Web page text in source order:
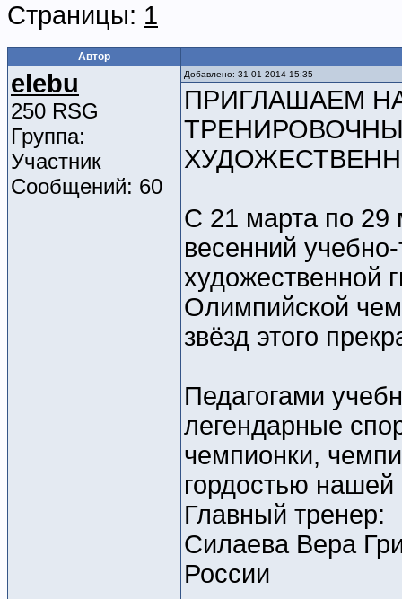
Страницы: 1
Автор
elebu
250 RSG
Группа:
Участник
Сообщений: 60
Добавлено: 31-01-2014 15:35
ПРИГЛАШАЕМ
С 21 марта по 29
весенний
художественной
Олимпийской
звёзд этого
Педагогами
легендарные
чемпионки,
гордостью нашей
Главный тренер:
Силаева Вера
России